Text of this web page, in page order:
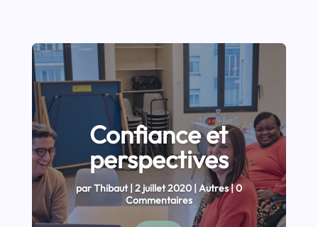
Confiance et
perspectives
parThibaut| 2 juillet 2020| Autres| 0
Commentaires